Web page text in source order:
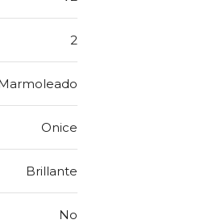
2
Onice
Brillante
No